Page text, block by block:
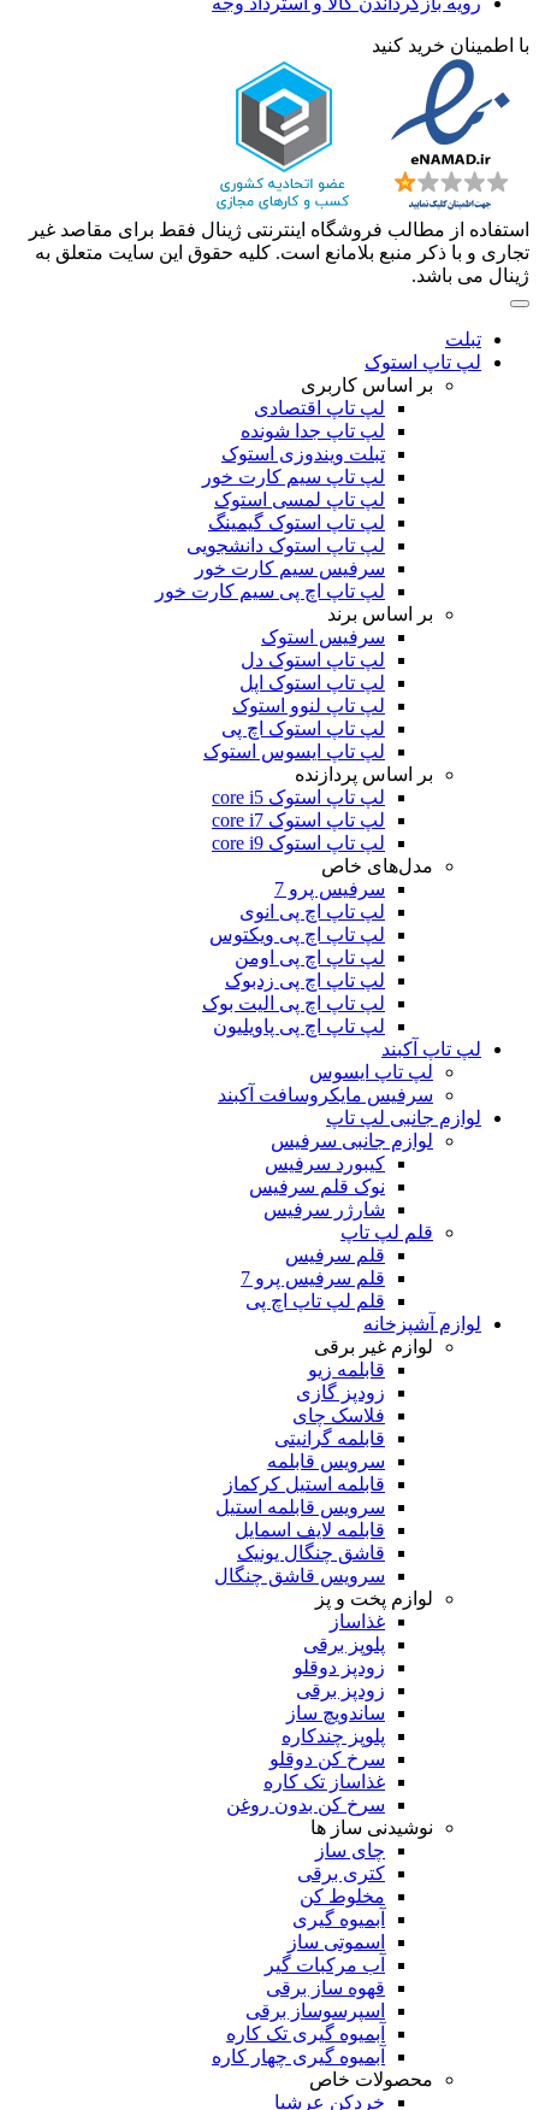
با اطمینان خرید کنید
استفاده از مطالب فروشگاه اینترنتی ژینال فقط برای مقاصد غیر
تجاری و با ذکر منبع بلامانع است. کلیه حقوق این سایت متعلق به
ژینال می باشد.
تبلت
لپ تاپ استوک
بر اساس کاربری
لپ تاپ اقتصادی
لپ تاپ جدا شونده
تبلت ویندوزی استوک
لپ تاپ سیم کارت خور
لپ تاپ لمسی استوک
لپ تاپ استوک گیمینگ
لپ تاپ استوک دانشجویی
سرفیس سیم کارت خور
لپ تاپ اچ پی سیم کارت خور
بر اساس برند
سرفیس استوک
لپ تاپ استوک دل
لپ تاپ استوک اپل
لپ تاپ لنوو استوک
لپ تاپ استوک اچ پی
لپ تاپ ایسوس استوک
بر اساس پردازنده
لپ تاپ استوک core i5
لپ تاپ استوک core i7
لپ تاپ استوک core i9
مدل‌های خاص
سرفیس پرو 7
لپ تاپ اچ پی انوی
لپ تاپ اچ پی ویکتوس
لپ تاپ اچ پی اومن
لپ تاپ اچ پی زدبوک
لپ تاپ اچ پی الیت بوک
لپ تاپ اچ پی پاویلیون
لپ تاپ آکبند
لپ تاپ ایسوس
سرفیس مایکروسافت آکبند
لوازم جانبی لپ تاپ
لوازم جانبی سرفیس
کیبورد سرفیس
نوک قلم سرفیس
شارژر سرفیس
قلم لپ تاپ
قلم سرفیس
قلم سرفیس پرو 7
قلم لپ تاپ اچ پی
لوازم آشپزخانه
لوازم غیر برقی
قابلمه زیو
زودپز گازی
فلاسک چای
قابلمه گرانیتی
سرویس قابلمه
قابلمه استیل کرکماز
سرویس قابلمه استیل
قابلمه لایف اسمایل
قاشق چنگال یونیک
سرویس قاشق چنگال
لوازم پخت و پز
غذاساز
پلوپز برقی
زودپز دوقلو
زودپز برقی
ساندویچ ساز
پلوپز چندکاره
سرخ کن دوقلو
غذاساز تک کاره
سرخ کن بدون روغن
نوشیدنی ساز ها
چای ساز
کتری برقی
مخلوط کن
آبمیوه گیری
اسموتی ساز
آب مرکبات گیر
قهوه ساز برقی
اسپرسوساز برقی
آبمیوه گیری تک کاره
آبمیوه گیری چهار کاره
محصولات خاص
خردکن عرشیا